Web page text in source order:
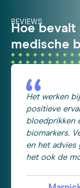
REVIEWS
Hoe bevalt
medische
Het werken
positieve
bloedprikken
biomarkers.
en het advies
het ook de
en dat